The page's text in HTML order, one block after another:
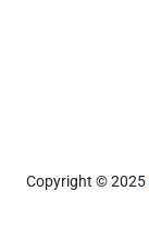
Copyright © 2025